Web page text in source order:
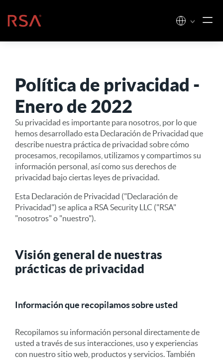
Inicio
Política de privacidad -
Enero de 2022
Su privacidad es importante para nosotros, por lo que
hemos desarrollado esta Declaración de Privacidad que
describe nuestra práctica de privacidad sobre cómo
procesamos, recopilamos, utilizamos y compartimos su
información personal, así como sus derechos de
privacidad bajo ciertas leyes de privacidad.
Esta Declaración de Privacidad ("Declaración de
Privacidad") se aplica a RSA Security LLC ("RSA"
"nosotros" o "nuestro").
Visión general de nuestras
prácticas de privacidad
Información que recopilamos sobre usted
Recopilamos su información personal directamente de
usted a través de sus interacciones, uso y experiencias
con nuestro sitio web, productos y servicios. También